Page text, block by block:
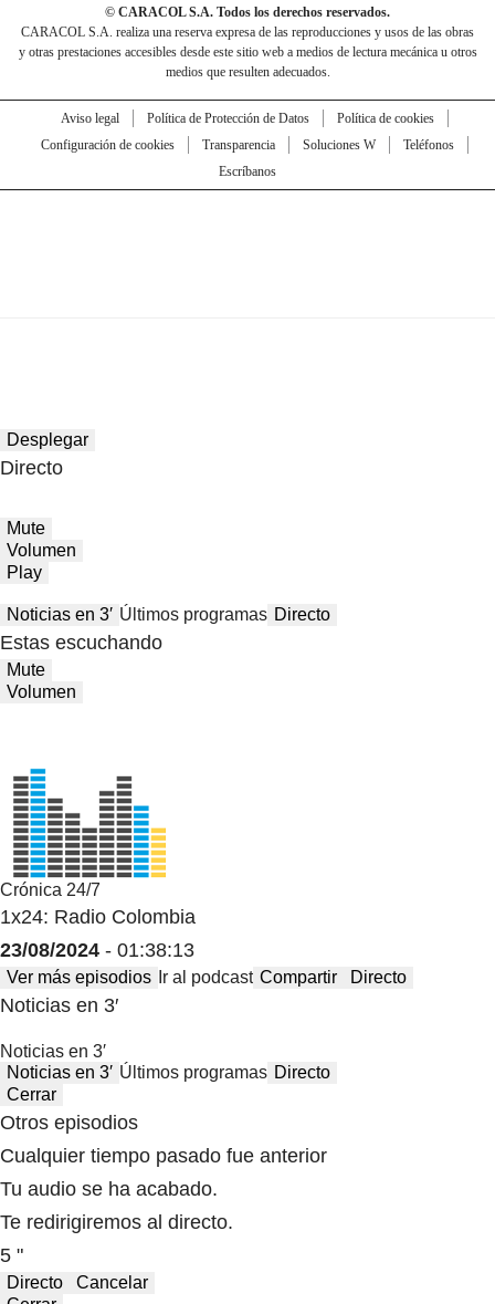
© CARACOL S.A. Todos los derechos reservados.
CARACOL S.A. realiza una reserva expresa de las reproducciones y usos de las obras
y otras prestaciones accesibles desde este sitio web a medios de lectura mecánica u otros
medios que resulten adecuados.
Aviso legal Política de Protección de Datos
Política de cookies
Configuración de cookies
Transparencia Soluciones W
Teléfonos
Escríbanos
Desplegar
Directo
Mute
Volumen
Play
Noticias en 3′ Últimos programas Directo
Estas escuchando
Mute
Volumen
Crónica 24/7
1x24: Radio Colombia
23/08/2024 - 01:38:13
Ver más episodios Ir al podcast Compartir Directo
Noticias en 3′
Noticias en 3′
Noticias en 3′ Últimos programas Directo
Cerrar
Otros episodios
Cualquier tiempo pasado fue anterior
Tu audio se ha acabado.
Te redirigiremos al directo.
5 "
Directo
Cancelar